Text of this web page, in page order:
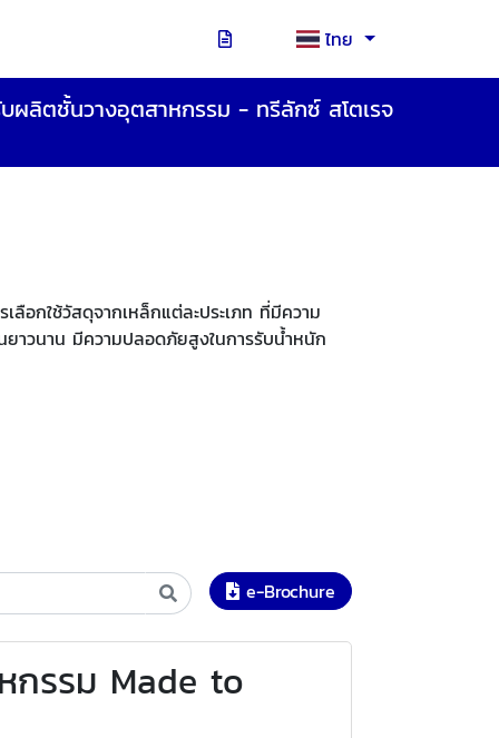
ไทย
ผลิตชั้นวางอุตสาหกรรม - ทรีลักซ์ สโตเรจ
อกใช้วัสดุจากเหล็กแต่ละประเภท ที่มีความ
าวนาน มีความปลอดภัยสูงในการรับน้ำหนัก
e-Brochure
กรรม Made to